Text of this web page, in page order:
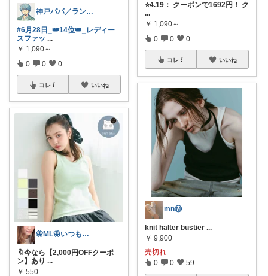
神戸パパ／ランキング＆レビュー毎日掲載
#6月28日_👑14位👑_レディー
スファッ ...
￥ 1,090～
0 0 0
コレ いいね
🦋ML🦋いつもありがとう💓
🔖今なら【2,000円OFFクーポ
ン】あり ...
￥ 550
⭐4.19： クーポンで1692円！ ク
...
￥ 1,090～
0 0 0
コレ いいね
mnⓂ︎
knit halter bustier ...
￥ 9,900
売切れ
0 0 59